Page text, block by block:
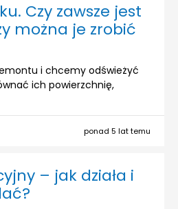
Czy zawsze jest
można je zrobić
i chcemy odświeżyć
ich powierzchnię,
ponad 5 lat temu
– jak działa i